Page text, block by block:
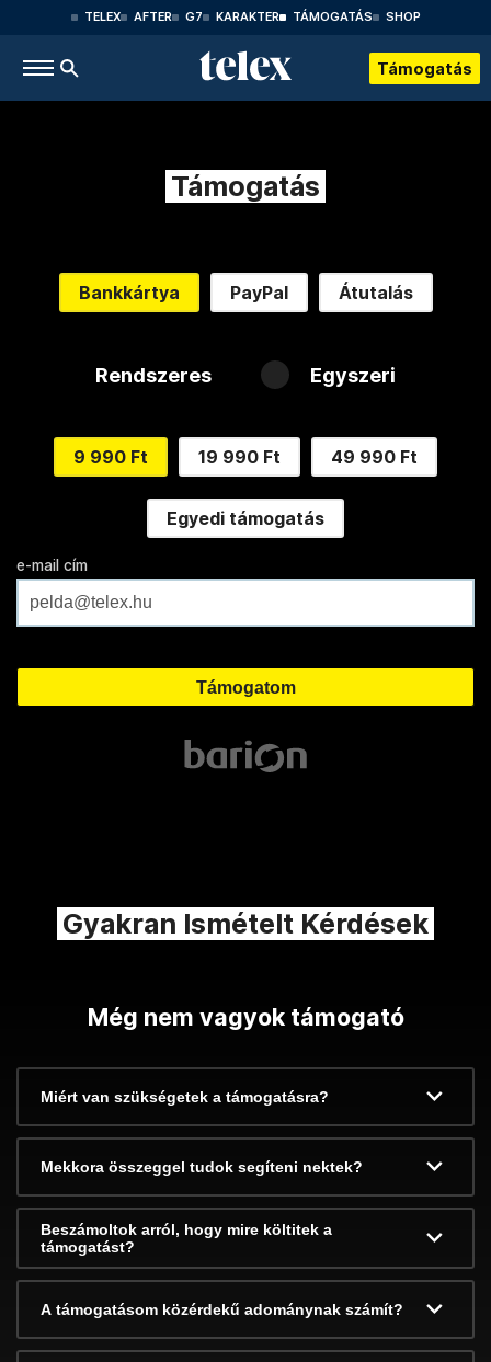
TELEX AFTER G7 KARAKTER TÁMOGATÁS SHOP
Támogatás
Támogatás
Bankkártya PayPal Átutalás
Rendszeres Egyszeri
9 990 Ft 19 990 Ft 49 990 Ft
Egyedi támogatás
e-mail cím
Gyakran Ismételt Kérdések
Még nem vagyok támogató
Miért van szükségetek a támogatásra?
Mekkora összeggel tudok segíteni nektek?
Beszámoltok arról, hogy mire költitek a
támogatást?
A támogatásom közérdekű adománynak számít?